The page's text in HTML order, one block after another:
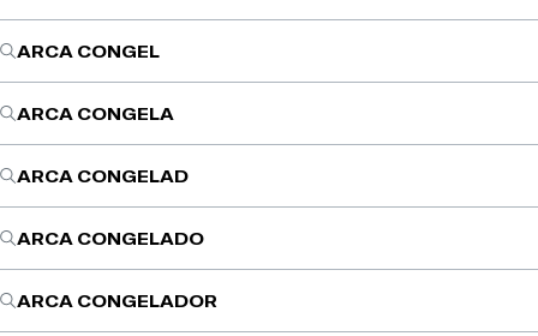
ARCA CONGEL
ARCA CONGELA
ARCA CONGELAD
ARCA CONGELADO
ARCA CONGELADOR